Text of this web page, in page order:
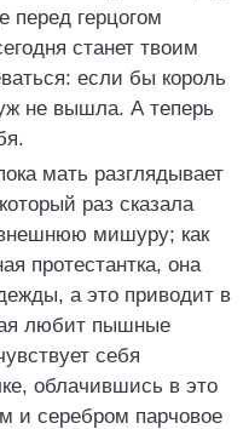
перед герцогом
станет твоим
если бы король
не вышла. А теперь
мать разглядывает
раз сказала
мишуру; как
протестантка, она
а это приводит в
любит пышные
себя
облачившись в это
и серебром парчовое